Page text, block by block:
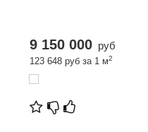
9 150 000 руб
123 648 руб за 1 м2